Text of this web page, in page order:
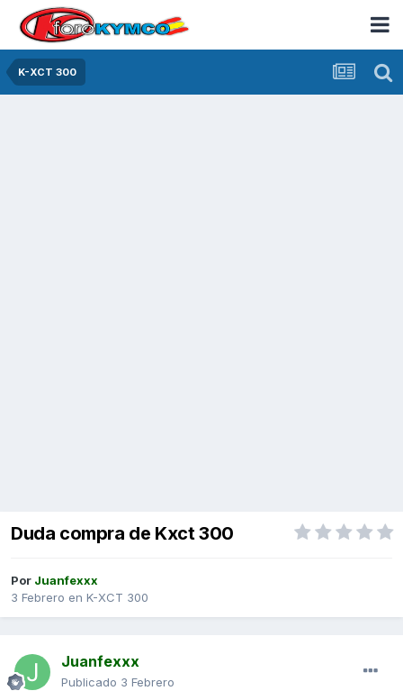
K-XCT 300
Duda compra de Kxct 300
Por Juanfexxx
3 Febrero en K-XCT 300
Juanfexxx
Publicado 3 Febrero